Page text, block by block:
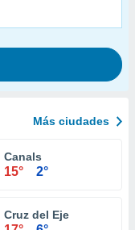
Más ciudades
Canals
15° 2°
Cruz del Eje